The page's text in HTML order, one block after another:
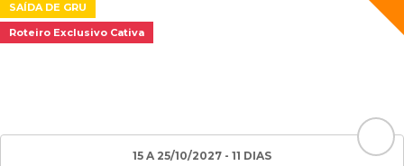
SAÍDA DE GRU
Roteiro Exclusivo Cativa
15 A 25/10/2027 - 11 DIAS